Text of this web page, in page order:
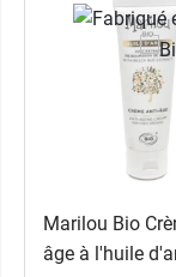
couches
repulpant
peau. Plus
Jusqu'à
Marilou Bio
âge à l'huile